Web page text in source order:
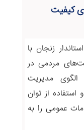
کیفیت
زنجان با
مردمی در
الگوی مدیریت
از توان
عمومی را به